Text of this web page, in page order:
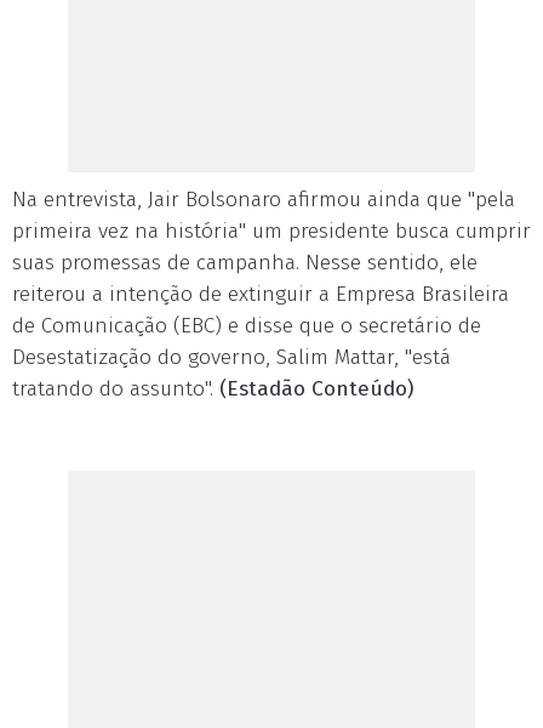
Na entrevista, Jair Bolsonaro afirmou ainda que "pela
primeira vez na história" um presidente busca cumprir
suas promessas de campanha. Nesse sentido, ele
reiterou a intenção de extinguir a Empresa Brasileira
de Comunicação (EBC) e disse que o secretário de
Desestatização do governo, Salim Mattar, "está
tratando do assunto". (Estadão Conteúdo)